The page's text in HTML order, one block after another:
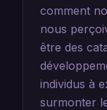
comment
nous
être des
individus à
surmonter